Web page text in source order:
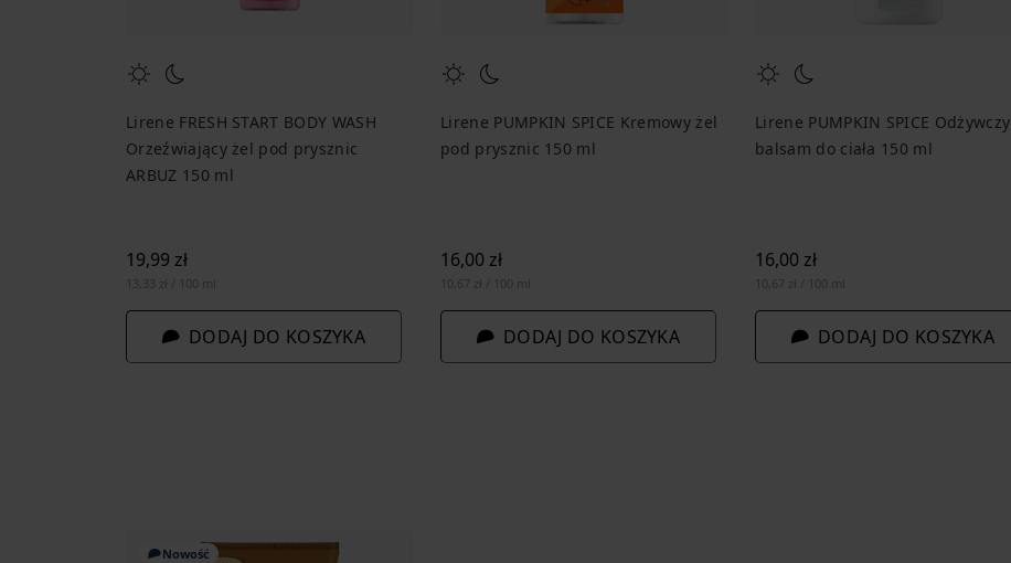
Lirene FRESH START BODY WASH
Orzeźwiający żel pod prysznic
ARBUZ 150 ml
19,99 zł
13,33 zł / 100 ml
DODAJ DO KOSZYKA
Lirene PUMPKIN SPICE Kremowy żel
pod prysznic 150 ml
16,00 zł
10,67 zł / 100 ml
DODAJ DO KOSZYKA
Lirene PUMPKIN SPICE Odżywczy
balsam do ciała 150 ml
16,00 zł
10,67 zł / 100 ml
DODAJ DO KOSZYKA
Nowość